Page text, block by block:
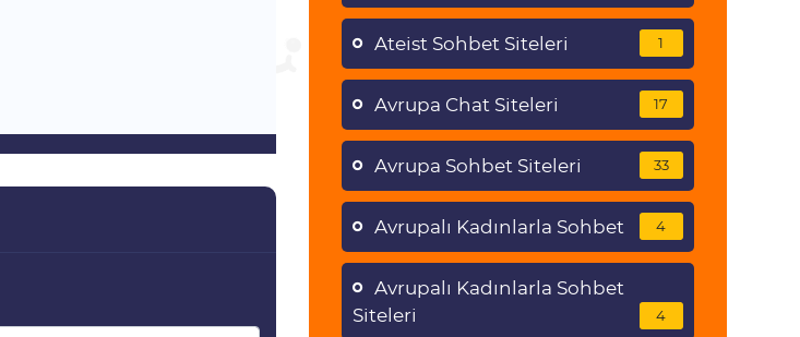
Ateist Sohbet Siteleri 1
Avrupa Chat Siteleri 17
Avrupa Sohbet Siteleri 33
Avrupalı Kadınlarla Sohbet 4
Avrupalı Kadınlarla Sohbet
Siteleri
4